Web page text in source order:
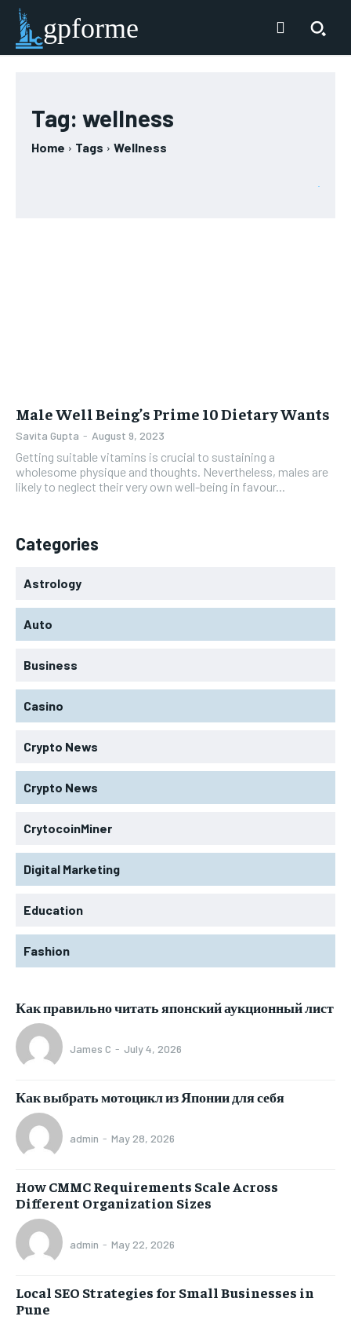
gpforme
Tag: wellness
Home Tags Wellness
Male Well Being’s Prime 10 Dietary Wants
Savita Gupta - August 9, 2023
Getting suitable vitamins is crucial to sustaining a
wholesome physique and thoughts. Nevertheless, males are
likely to neglect their very own well-being in favour...
Categories
Astrology
Auto
Business
Casino
Crypto News
Crypto News
CrytocoinMiner
Digital Marketing
Education
Fashion
Как правильно читать японский аукционный лист
James C - July 4, 2026
Как выбрать мотоцикл из Японии для себя
admin - May 28, 2026
How CMMC Requirements Scale Across
Different Organization Sizes
admin - May 22, 2026
Local SEO Strategies for Small Businesses in
Pune